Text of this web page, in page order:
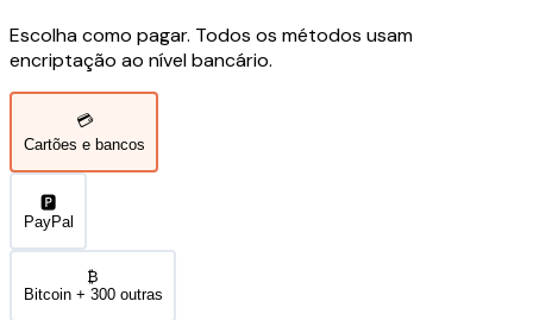
Escolha como pagar. Todos os métodos usam
encriptação ao nível bancário.
💳
Cartões e bancos
🅿️
PayPal
₿
Bitcoin + 300 outras